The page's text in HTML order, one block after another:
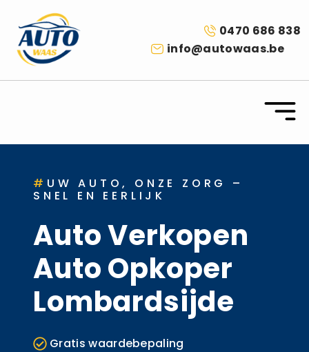
0470 686 838
info@autowaas.be
# UW AUTO, ONZE ZORG –
SNEL EN EERLIJK
Auto Verkopen
Auto Opkoper
Lombardsijde
Gratis waardebepaling